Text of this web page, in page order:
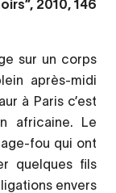
2010, 146
sur un corps
après-midi
à Paris c’est
africaine. Le
fou qui ont
quelques fils
envers